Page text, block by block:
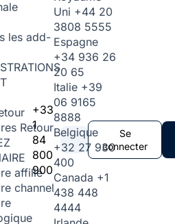
les add-
Retour
affilié
channel
+33
1
84
800
900
Uni +44 20
3808 5555
Espagne
+34 936 26
20 65
Italie +39
06 9165
8888
Belgique
+32 27 930
400
Canada +1
438 448
4444
Se
connecter